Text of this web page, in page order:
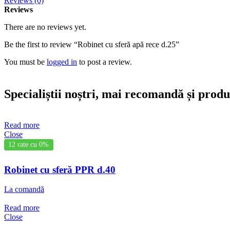
Reviews
There are no reviews yet.
Be the first to review “Robinet cu sferă apă rece d.25”
You must be logged in to post a review.
Specialiștii noștri, mai recomandă și
Read more
Close
12 rate cu 0%
Robinet cu sferă PPR d.40
La comandă
Read more
Close